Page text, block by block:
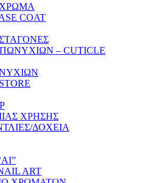
COAT
– CUTICLE
ΧΡΗΣΗΣ
ΔΟΧΕΙΑ
ART